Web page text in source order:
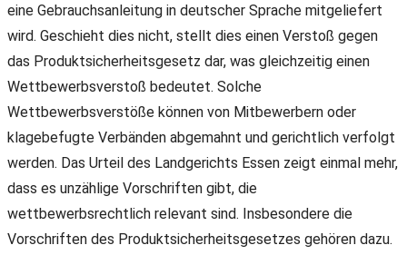
eine Gebrauchsanleitung in deutscher Sprache mitgeliefert
wird. Geschieht dies nicht, stellt dies einen Verstoß gegen
das Produktsicherheitsgesetz dar, was gleichzeitig einen
Wettbewerbsverstoß bedeutet. Solche
Wettbewerbsverstöße können von Mitbewerbern oder
klagebefugte Verbänden abgemahnt und gerichtlich verfolgt
werden. Das Urteil des Landgerichts Essen zeigt einmal mehr,
dass es unzählige Vorschriften gibt, die
wettbewerbsrechtlich relevant sind. Insbesondere die
Vorschriften des Produktsicherheitsgesetzes gehören dazu.